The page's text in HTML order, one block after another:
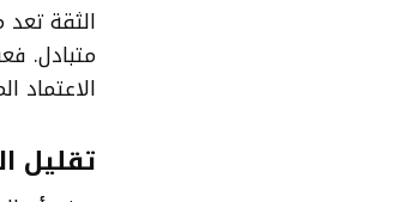
الثقة
متبادل.
الاعتماد
تقليل